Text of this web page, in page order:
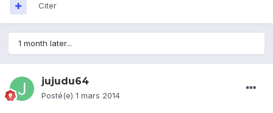
Citer
1 month later...
jujudu64
Posté(e) 1 mars 2014